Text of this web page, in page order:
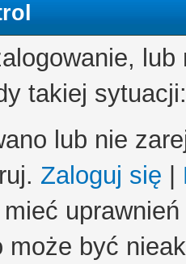
takiej sytuacji:
lub nie
Zaloguj się
może być